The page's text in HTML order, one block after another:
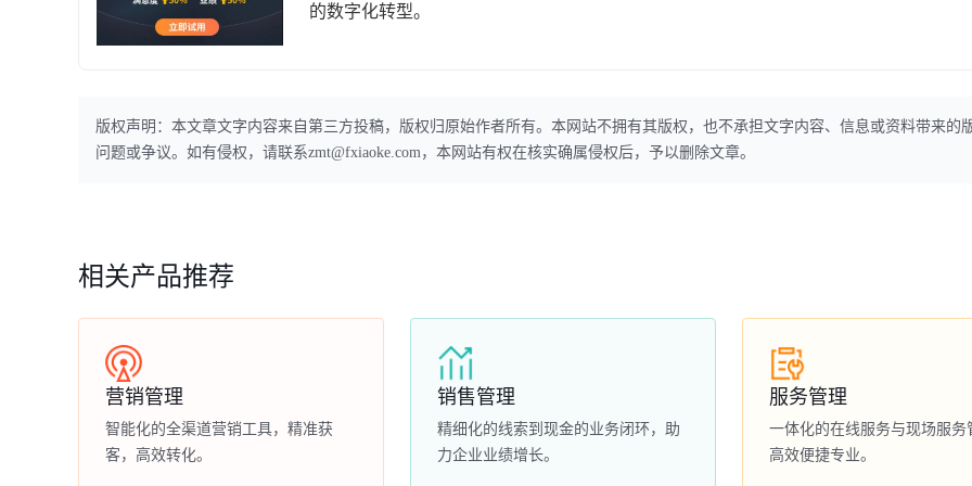
的数字化转型。
版权声明：本文章文字内容来自第三方投稿，版权归原始作者所有。本网站不拥有其版权，也不承担文字内容、信息或资料带来的
问题或争议。如有侵权，请联系zmt@fxiaoke.com，本网站有权在核实确属侵权后，予以删除文章。
相关产品推荐
营销管理
智能化的全渠道营销工具，精准获
客，高效转化。
销售管理
精细化的线索到现金的业务闭环，助
力企业业绩增长。
服务管理
一体化的在线服务与现场服务
高效便捷专业。